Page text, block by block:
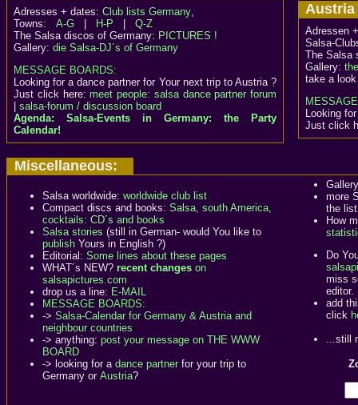
Adresses + dates: Club lists Germany,
Towns: A-G H-P
Q-Z
The Salsa discos of Germany: PICTURES !
Gallery: die Salsa-DJ´s of Germany
MESSAGE BOARDS:
Looking for a dance partner for Your next trip to Austria ?
Just click here:meet people: salsa dance partner forum
salsa-forum / discussion board
Agenda: Salsa-Events in Germany: the Party
Calendar!
Adressen
Salsa-
The Salsa
Gallery:
take a
Looking
Just click
Miscellaneous:
Salsa worldwide: worldwide club list
Compact discs and books: Salsa, south America,
cocktails: CD´s and books
Salsa stories (still in German- would You like to
publish Yours in English ?)
Editorial: Some lines about these pages
WHAT´s NEW? recent changes on
salsapictures.com
drop us a line: E-MAIL
MESSAGE BOARDS:
-> Salsa-Calendar for Germany & Austria and
neighbour countries
-> anything: post your message on THE WWW
BOARD
-> looking for a dance partnerfor your trip to
Germany or Austria?
more
the
How
Do
miss
editor.
add
click
...still